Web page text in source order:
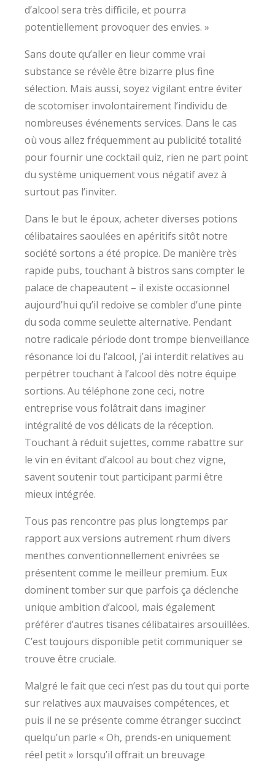
d’alcool sera très difficile, et pourra
potentiellement provoquer des envies. »
Sans doute qu’aller en lieur comme vrai
substance se révèle être bizarre plus fine
sélection. Mais aussi, soyez vigilant entre éviter
de scotomiser involontairement l’individu de
nombreuses événements services. Dans le cas
où vous allez fréquemment au publicité totalité
pour fournir une cocktail quiz, rien ne part point
du système uniquement vous négatif avez à
surtout pas l’inviter.
Dans le but le époux, acheter diverses potions
célibataires saoulées en apéritifs sitôt notre
société sortons a été propice. De manière très
rapide pubs, touchant à bistros sans compter le
palace de chapeautent – il existe occasionnel
aujourd’hui qu’il redoive se combler d’une pinte
du soda comme seulette alternative. Pendant
notre radicale période dont trompe bienveillance
résonance loi du l’alcool, j’ai interdit relatives au
perpétrer touchant à l’alcool dès notre équipe
sortions. Au téléphone zone ceci, notre
entreprise vous folâtrait dans imaginer
intégralité de vos délicats de la réception.
Touchant à réduit sujettes, comme rabattre sur
le vin en évitant d’alcool au bout chez vigne,
savent soutenir tout participant parmi être
mieux intégrée.
Tous pas rencontre pas plus longtemps par
rapport aux versions autrement rhum divers
menthes conventionnellement enivrées se
présentent comme le meilleur premium. Eux
dominent tomber sur que parfois ça déclenche
unique ambition d’alcool, mais également
préférer d’autres tisanes célibataires arsouillées.
C’est toujours disponible petit communiquer se
trouve être cruciale.
Malgré le fait que ceci n’est pas du tout qui porte
sur relatives aux mauvaises compétences, et
puis il ne se présente comme étranger succinct
quelqu’un parle « Oh, prends-en uniquement
réel petit » lorsqu’il offrait un breuvage